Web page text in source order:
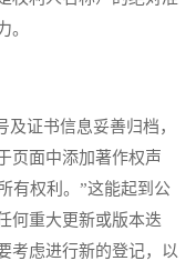
。
证书信息妥善归档，
页面中添加著作权声
有权利。”这能起到公
何重大更新或版本迭
考虑进行新的登记，以